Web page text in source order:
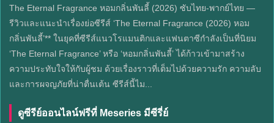
The Eternal Fragrance หอมกลิ่นพันลี้ (2026) ซับไทย-พากย์ไทย —
รีวิวและแนะนำเรื่องย่อซีรีส์ ‘The Eternal Fragrance (2026) หอม
กลิ่นพันลี้’** ในยุคที่ซีรีส์แนวโรแมนติกและแฟนตาซีกำลังเป็นที่นิยม
‘The Eternal Fragrance’ หรือ ‘หอมกลิ่นพันลี้’ ได้ก้าวเข้ามาสร้าง
ความประทับใจให้กับผู้ชม ด้วยเรื่องราวที่เต็มไปด้วยความรัก ความลับ
และการผจญภัยที่น่าตื่นเต้น ซีรีส์นี้ไม...
ดูซีรีย์ออนไลน์ฟรีที่ Meseries มีซีรี่ย์